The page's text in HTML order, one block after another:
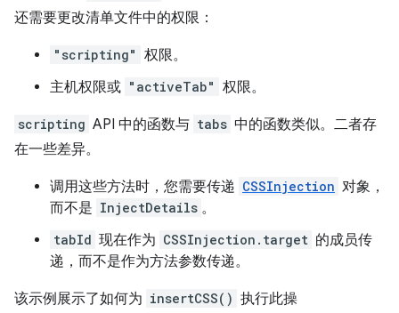
还需要更改清单文件中的权限：
"scripting" 权限。
主机权限或 "activeTab" 权限。
scripting API 中的函数与 tabs 中的函数类似。二者存
在一些差异。
调用这些方法时，您需要传递 CSSInjection 对象，
而不是 InjectDetails 。
tabId 现在作为 CSSInjection.target 的成员传
递，而不是作为方法参数传递。
该示例展示了如何为 insertCSS() 执行此操